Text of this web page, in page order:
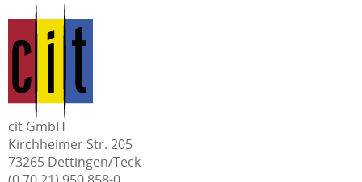
cit GmbH
Kirchheimer Str. 205
73265 Dettingen/Teck